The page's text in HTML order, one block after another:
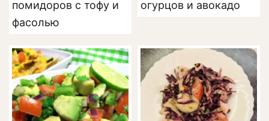
помидоров с тофу и
фасолью
огурцов и авокадо